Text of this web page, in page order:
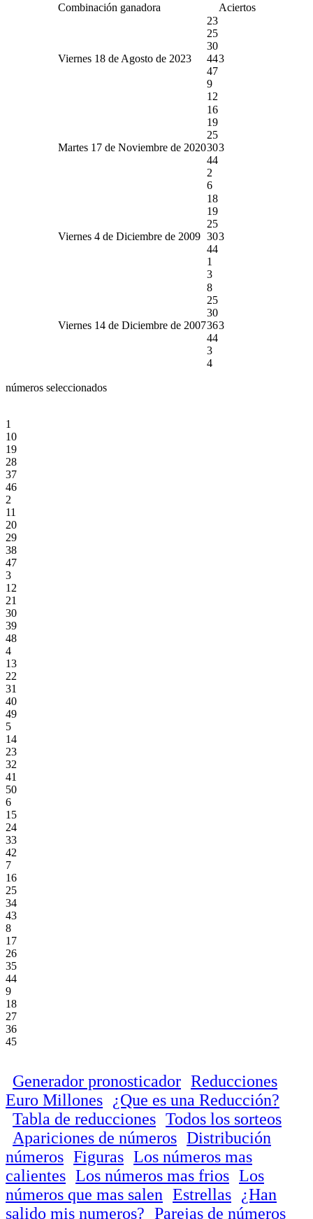
Combinación ganadora Aciertos
Viernes 18 de Agosto de 2023
23
25
30
44
47
9
12
3
Martes 17 de Noviembre de 2020
16
19
25
30
44
2
6
3
Viernes 4 de Diciembre de 2009
18
19
25
30
44
1
3
3
Viernes 14 de Diciembre de 2007
8
25
30
36
44
3
4
3
números seleccionados
1
10
19
28
37
46
2
11
20
29
38
47
3
12
21
30
39
48
4
13
22
31
40
49
5
14
23
32
41
50
6
15
24
33
42
7
16
25
34
43
8
17
26
35
44
9
18
27
36
45
Generador pronosticador Reducciones
Euro Millones
¿Que es una Reducción?
Tabla de reducciones Todos los sorteos
Apariciones de números Distribución
números Figuras Los números mas
calientes Los números mas frios Los
números que mas salen Estrellas
¿Han
salido mis numeros? Parejas de números